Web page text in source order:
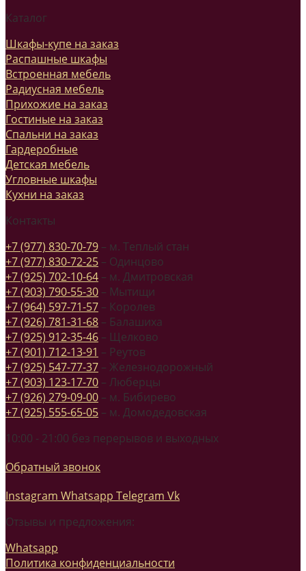
Каталог
Шкафы-купе на заказ
Распашные шкафы
Встроенная мебель
Радиусная мебель
Прихожие на заказ
Гостиные на заказ
Спальни на заказ
Гардеробные
Детская мебель
Угловные шкафы
Кухни на заказ
Контакты
+7 (977) 830-70-79 – м. Теплый стан
+7 (977) 830-72-25 – Одинцово
+7 (925) 702-10-64 – м. Дмитровская
+7 (903) 790-55-30 – Мытищи
+7 (964) 597-71-57 – Королев
+7 (926) 781-31-68 – Балашиха
+7 (925) 912-35-46 – Щелково
+7 (901) 712-13-91 – Реутов
+7 (925) 547-77-37 – Железнодорожный
+7 (903) 123-17-70 – Люберцы
+7 (926) 279-09-00 – м. Бибирево
+7 (925) 555-65-05 – м. Домодедовская
10:00 - 21:00 без перерывов и выходных
Обратный звонок
Instagram Whatsapp Telegram Vk
Отзывы и предложения:
Whatsapp
Политика конфиденциальности